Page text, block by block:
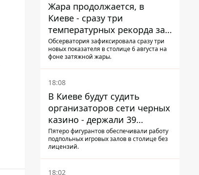
Жара продолжается, в
Киеве - сразу три
температурных рекорда за
день
Обсерватория зафиксировала сразу три
новых показателя в столице 6 августа на
фоне затяжной жары.
18:08
В Киеве будут судить
организаторов сети черных
казино - держали 39
заведений
Пятеро фигурантов обеспечивали работу
подпольных игровых залов в столице без
лицензий.
18:02